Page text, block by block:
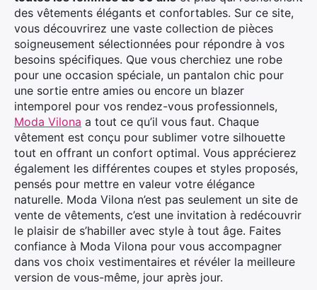
des vêtements élégants et confortables. Sur ce site,
vous découvrirez une vaste collection de pièces
soigneusement sélectionnées pour répondre à vos
besoins spécifiques. Que vous cherchiez une robe
pour une occasion spéciale, un pantalon chic pour
une sortie entre amies ou encore un blazer
intemporel pour vos rendez-vous professionnels,
Moda Vilona a tout ce qu’il vous faut. Chaque
vêtement est conçu pour sublimer votre silhouette
tout en offrant un confort optimal. Vous apprécierez
également les différentes coupes et styles proposés,
pensés pour mettre en valeur votre élégance
naturelle. Moda Vilona n’est pas seulement un site de
vente de vêtements, c’est une invitation à redécouvrir
le plaisir de s’habiller avec style à tout âge. Faites
confiance à Moda Vilona pour vous accompagner
dans vos choix vestimentaires et révéler la meilleure
version de vous-même, jour après jour.